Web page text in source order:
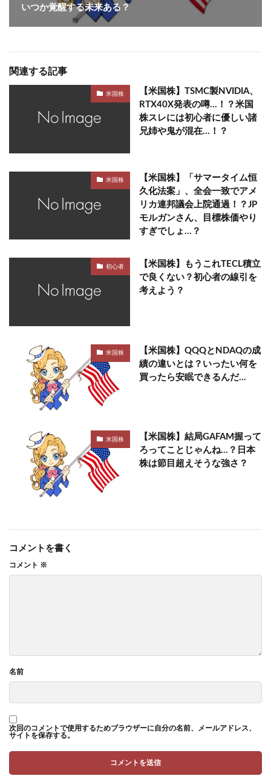
いつか覚醒する未来ある？
関連する記事
米国株
【米国株】TSMC製NVIDIA、
RTX40X発表の噂…！？米国
株スレには初心者に優しい諸
兄姉や鬼が混在…！？
米国株
【米国株】「サマータイム恒
久化法案」、全会一致でアメ
リカ連邦議会上院通過！？JP
モルガンさん、目標株価やり
すぎでしょ…？
初心者
【米国株】もうこれTECL積立
で良くない？初心者の線引を
考えよう？
米国株
【米国株】QQQとNDAQの成
績の違いとは？いったい何を
買ったら安眠できるんだ…
米国株
【米国株】結局GAFAM握って
ろってことじゃんね…？日本
株は節目超えそうな強さ？
コメントを書く
コメント ※
名前
次回のコメントで使用するためブラウザーに自分の名前、メールアドレス、
サイトを保存する。